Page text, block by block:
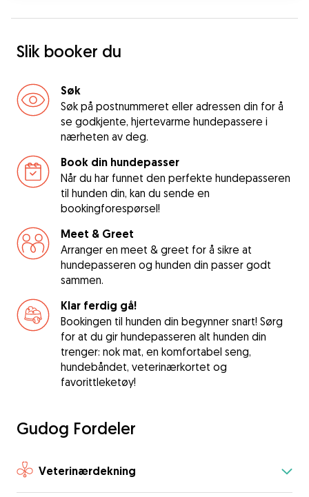
Slik booker du
Søk
Søk på postnummeret eller adressen din for å
se godkjente, hjertevarme hundepassere i
nærheten av deg.
Book din hundepasser
Når du har funnet den perfekte hundepasseren
til hunden din, kan du sende en
bookingforespørsel!
Meet & Greet
Arranger en meet & greet for å sikre at
hundepasseren og hunden din passer godt
sammen.
Klar ferdig gå!
Bookingen til hunden din begynner snart! Sørg
for at du gir hundepasseren alt hunden din
trenger: nok mat, en komfortabel seng,
hundebåndet, veterinærkortet og
favorittleketøy!
Gudog Fordeler
Veterinærdekning